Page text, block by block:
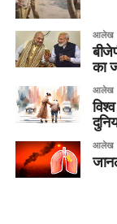
आलेख
का
आलेख
आलेख